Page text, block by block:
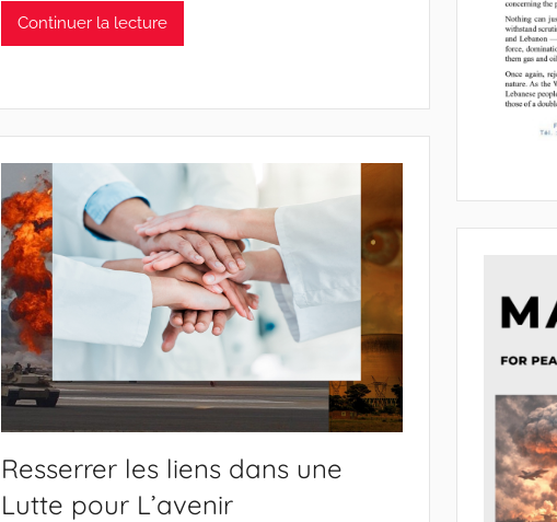
a
P
o
o
s
S
a
n
t
o
Continuer la lecture
Resserrer les liens dans une
Lutte pour L’avenir